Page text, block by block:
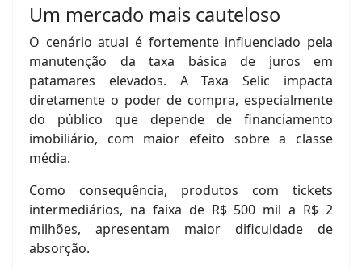
Um mercado mais cauteloso
O cenário atual é fortemente influenciado pela
manutenção da taxa básica de juros em
patamares elevados. A Taxa Selic impacta
diretamente o poder de compra, especialmente
do público que depende de financiamento
imobiliário, com maior efeito sobre a classe
média.
Como consequência, produtos com tickets
intermediários, na faixa de R$ 500 mil a R$ 2
milhões, apresentam maior dificuldade de
absorção.